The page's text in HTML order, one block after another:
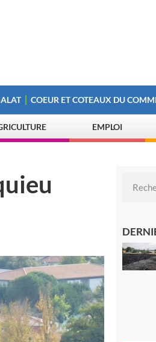
COEUR ET COTEAUX DU
EMPLOI